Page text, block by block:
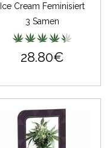
Ice Cream Feminisiert
3 Samen
28.80€